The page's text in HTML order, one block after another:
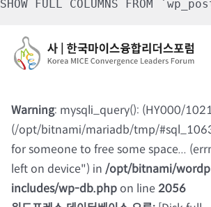
SHOW FULL COLUMNS FROM
content
포럼소식
칼럼 및 기고
Warning: mysqli_query(): (HY000/
(/opt/bitnami/mariadb/tmp/
for someone to free some space...
left on device") in /opt/bitnami/
includes/wp-db.phpon line2056